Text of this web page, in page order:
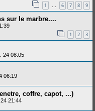
1 … 6 7 8 9
sur le marbre....
1 2 3
24 08:05
06:19
coffre, capot, ...)
21:44